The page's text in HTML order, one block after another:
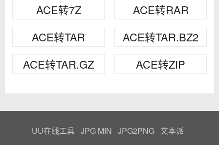
ACE转7Z
ACE转RAR
ACE转TAR
ACE转TAR.BZ2
ACE转TAR.GZ
ACE转ZIP
UU在线工具 JPG MIN JPG2PNG 文本派